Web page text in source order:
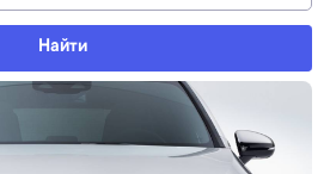
Найти